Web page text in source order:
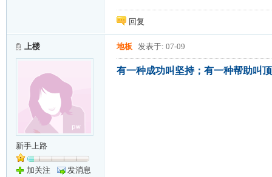
回复
上楼
新手上路
加关注 发消息
地板 发表于: 07-09
有一种成功叫坚持；有一种帮助叫